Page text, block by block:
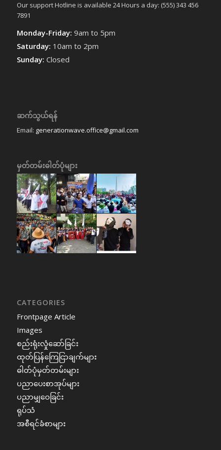
Our support Hotline is available 24 Hours a day: (555) 343 456
7891
Monday-Friday: 9am to 5pm
Saturday: 10am to 2pm
Sunday: Closed
ဆက်သွယ်ရန်
Email: generationwave.office@gmail.com
မှတ်တမ်းဓါတ်ပုံများ
CATEGORIES
Frontpage Article
Images
စည်းရုံးလှုံဆော်ခြင်း
ထုတ်ပြန်ကြေငြာချက်များ
ဓါတ်ပုံမှတ်တမ်းများ
ပညာပေးစာအုပ်များ
ပညာမျှဝေခြင်း
ရုပ်သံ
အစီရင်ခံစာများ